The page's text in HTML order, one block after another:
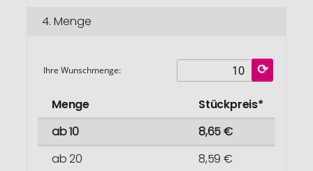
4. Menge
Ihre Wunschmenge:
Menge
Stückpreis*
ab 10
8,65 €
ab 20
8,59 €